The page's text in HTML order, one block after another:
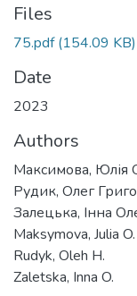
Files
75.pdf(154.09 KB)
Date
2023
Authors
Максимова, Юлія
Рудик, Олег
Залецька, Інна
Maksymova, Julia O.
Rudyk, Oleh H.
Zaletska, Inna O.